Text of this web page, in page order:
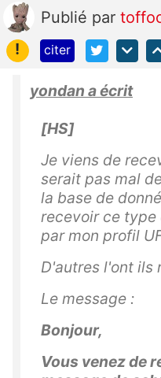
Publié par
!
citer
yondan a écrit
[HS]
Je viens de
serait pas mal
la base de
recevoir ce type
par mon profil
D'autres l'ont ils
Le message :
Bonjour,
Vous venez de